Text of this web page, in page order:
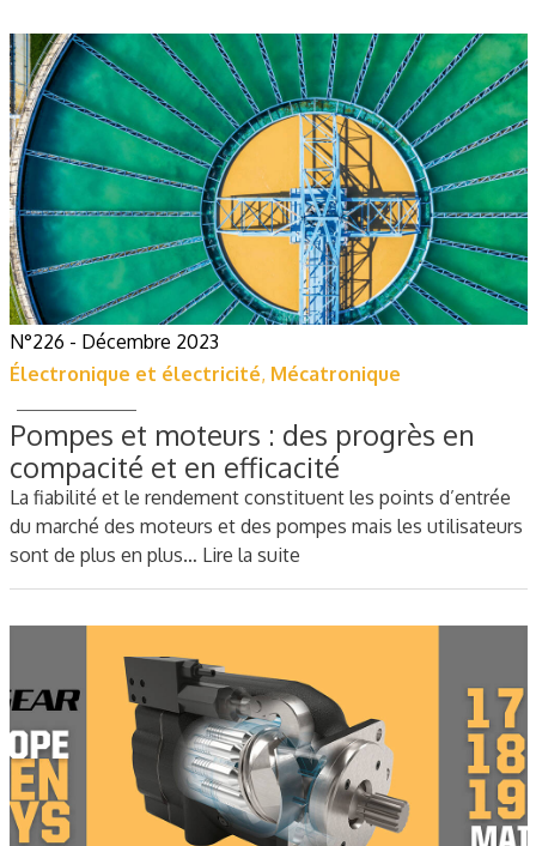
N°226 - Décembre 2023
Électronique et électricité, Mécatronique
Pompes et moteurs : des progrès en
compacité et en efficacité
La fiabilité et le rendement constituent les points d’entrée
du marché des moteurs et des pompes mais les utilisateurs
sont de plus en plus… Lire la suite